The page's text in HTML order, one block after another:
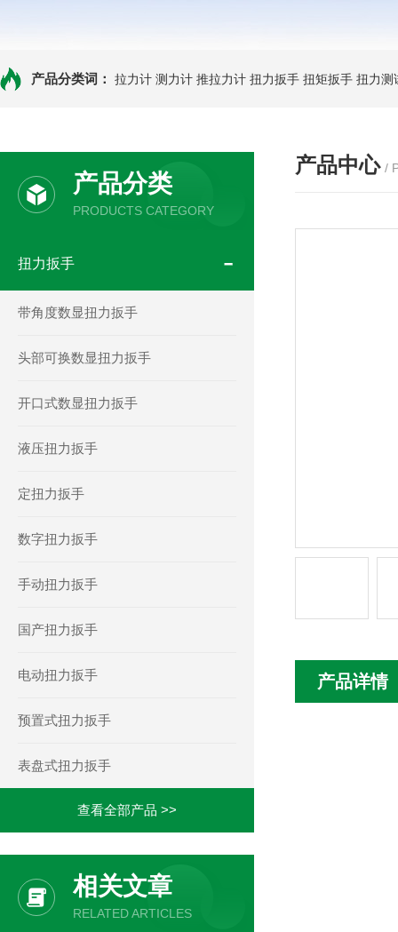
产品分类词： 拉力计 测力计 推拉力计 扭力扳手 扭矩扳手 扭力测
产品分类
PRODUCTS CATEGORY
扭力扳手
带角度数显扭力扳手
头部可换数显扭力扳手
开口式数显扭力扳手
液压扭力扳手
定扭力扳手
数字扭力扳手
手动扭力扳手
国产扭力扳手
电动扭力扳手
预置式扭力扳手
表盘式扭力扳手
查看全部产品 >>
相关文章
RELATED ARTICLES
产品中心 /
产品详情